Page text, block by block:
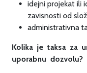
idejni projekat ili
zavisnosti od
administrativna
Kolika je taksa za
uporabnu dozvolu?